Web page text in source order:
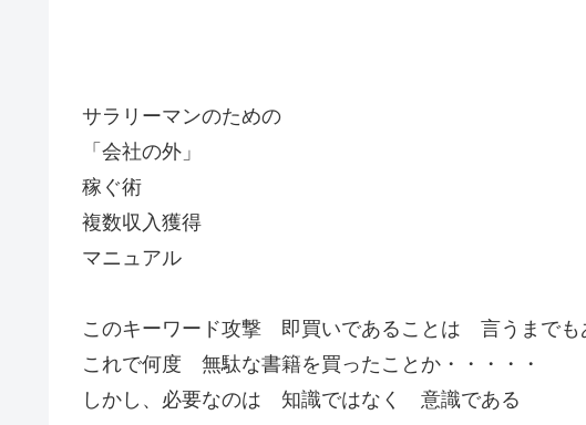
サラリーマンのための
「会社の外」
稼ぐ術
複数収入獲得
マニュアル
このキーワード攻撃 即買いであることは 言うまでも
これで何度 無駄な書籍を買ったことか・・・・・
しかし、必要なのは 知識ではなく 意識である